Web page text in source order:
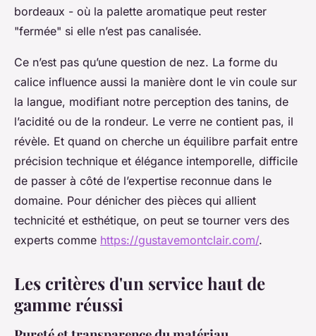
bordeaux - où la palette aromatique peut rester
"fermée" si elle n’est pas canalisée.
Ce n’est pas qu’une question de nez. La forme du
calice influence aussi la manière dont le vin coule sur
la langue, modifiant notre perception des tanins, de
l’acidité ou de la rondeur. Le verre ne contient pas, il
révèle. Et quand on cherche un équilibre parfait entre
précision technique et élégance intemporelle, difficile
de passer à côté de l’expertise reconnue dans le
domaine. Pour dénicher des pièces qui allient
technicité et esthétique, on peut se tourner vers des
experts comme https://gustavemontclair.com/.
Les critères d'un service haut de
gamme réussi